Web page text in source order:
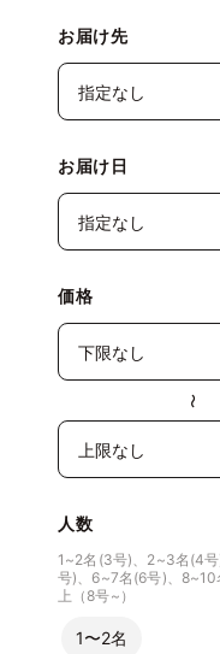
お届け先
お届け日
価格
〜
人数
1~2名(3号)、2~3名(4
号)、6~7名(6号)、8~10
上（8号~）
1〜2名